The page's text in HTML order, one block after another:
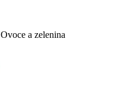
Ovoce a zelenina